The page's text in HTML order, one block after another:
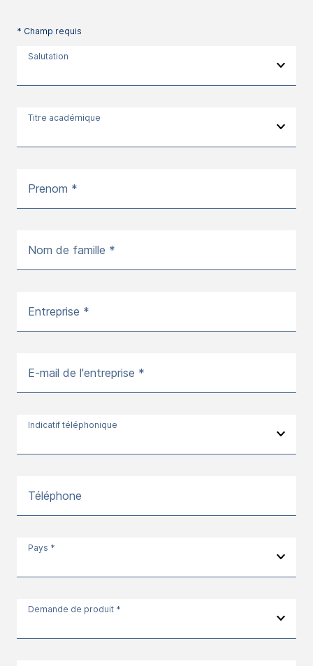
* Champ requis
Salutation
Titre académique
Prenom *
Nom de famille *
Entreprise *
E-mail de l'entreprise *
Indicatif téléphonique
Téléphone
Pays *
Demande de produit *